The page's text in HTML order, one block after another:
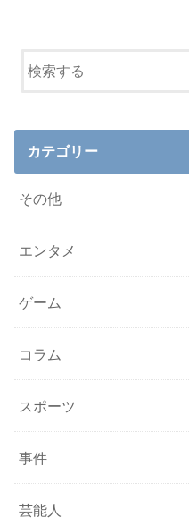
カテゴリー
その他
エンタメ
ゲーム
コラム
スポーツ
事件
芸能人